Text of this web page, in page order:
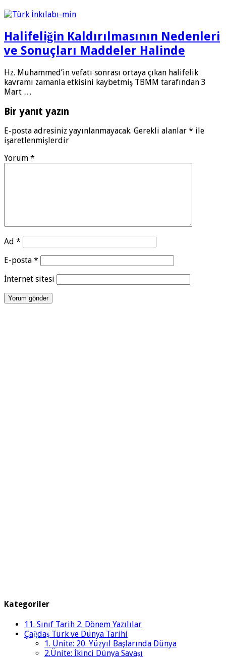
Halifeliğin Kaldırılmasının Nedenleri
ve Sonuçları Maddeler Halinde
Hz. Muhammed’in vefatı sonrası ortaya çıkan halifelik
kavramı zamanla etkisini kaybetmiş TBMM tarafından 3
Mart …
Bir yanıt yazın
E-posta adresiniz yayınlanmayacak. Gerekli alanlar * ile
işaretlenmişlerdir
Yorum *
Ad *
E-posta *
İnternet sitesi
Kategoriler
11. Sınıf Tarih 2. Dönem Yazılılar
Çağdaş Türk ve Dünya Tarihi
1. Ünite: 20. Yüzyıl Başlarında Dünya
2.Ünite: İkinci Dünya Savaşı